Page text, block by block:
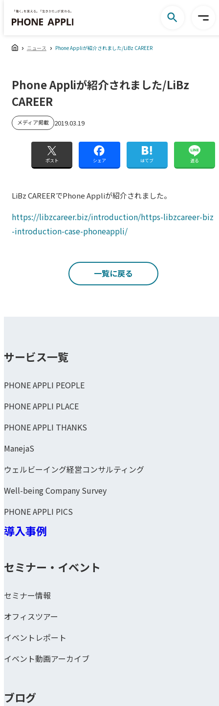
ニュース Phone Appliが紹介されました/LiBz CAREER
Phone Appliが紹介されました/LiBz
CAREER
メディア掲載 2019.03.19
ポスト シェア はてブ 送る
LiBz CAREERでPhone Appliが紹介されました。
https://libzcareer.biz/introduction/https-libzcareer-biz
-introduction-case-phoneappli/
一覧に戻る
サービス一覧
PHONE APPLI PEOPLE
PHONE APPLI PLACE
PHONE APPLI THANKS
ManejaS
ウェルビーイング経営コンサルティング
Well-being Company Survey
PHONE APPLI PICS
導入事例
セミナー・イベント
セミナー情報
オフィスツアー
イベントレポート
イベント動画アーカイブ
ブログ